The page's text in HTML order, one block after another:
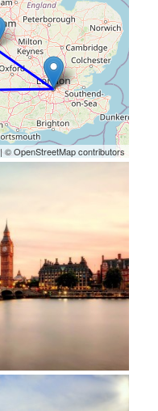
| © OpenStreetMap contributors